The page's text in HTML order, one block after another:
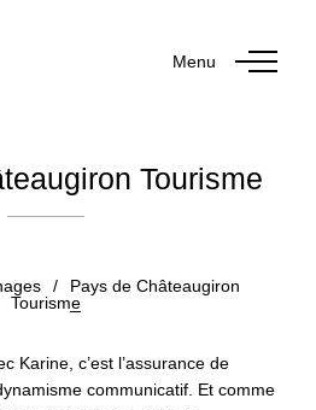
Menu
Tourisme
/
Pays de Châteaugiron
Tourisme
Karine, c’est l’assurance de
communicatif. Et comme